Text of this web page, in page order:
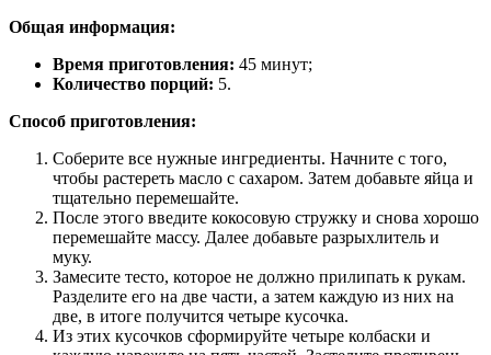
Общая информация:
Время приготовления: 45 минут;
Количество порций: 5.
Способ приготовления:
Соберите все нужные ингредиенты. Начните с того,
чтобы растереть масло с сахаром. Затем добавьте яйца и
тщательно перемешайте.
После этого введите кокосовую стружку и снова хорошо
перемешайте массу. Далее добавьте разрыхлитель и
муку.
Замесите тесто, которое не должно прилипать к рукам.
Разделите его на две части, а затем каждую из них на
две, в итоге получится четыре кусочка.
Из этих кусочков сформируйте четыре колбаски и